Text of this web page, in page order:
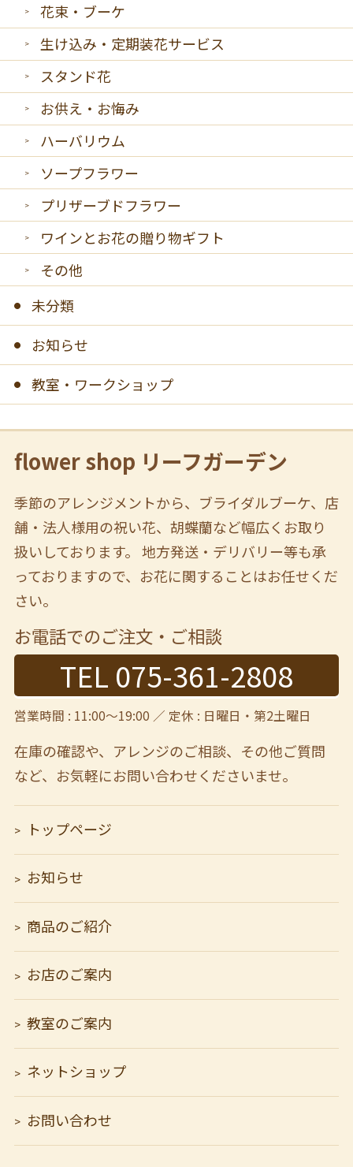
花束・ブーケ
生け込み・定期装花サービス
スタンド花
お供え・お悔み
ハーバリウム
ソープフラワー
プリザーブドフラワー
ワインとお花の贈り物ギフト
その他
未分類
お知らせ
教室・ワークショップ
flower shop リーフガーデン
季節のアレンジメントから、ブライダルブーケ、店
舗・法人様用の祝い花、胡蝶蘭など幅広くお取り
扱いしております。 地方発送・デリバリー等も承
っておりますので、お花に関することはお任せくだ
さい。
お電話でのご注文・ご相談
TEL 075-361-2808
営業時間 : 11:00～19:00 ／ 定休 : 日曜日・第2土曜日
在庫の確認や、アレンジのご相談、その他ご質問
など、 お気軽にお問い合わせくださいませ。
トップページ
お知らせ
商品のご紹介
お店のご案内
教室のご案内
ネットショップ
お問い合わせ